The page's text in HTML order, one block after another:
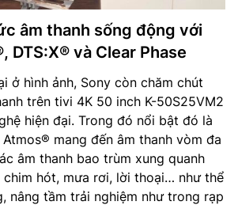
âm thanh sống động với
DTS:X® và Clear Phase
ở hình ảnh, Sony còn chăm chút
trên tivi 4K 50 inch K-50S25VM2
hiện đại. Trong đó nổi bật đó là
mang đến âm thanh vòm đa
âm thanh bao trùm xung quanh
chim hót, mưa rơi, lời thoại… như thể
nâng tầm trải nghiệm như trong rạp